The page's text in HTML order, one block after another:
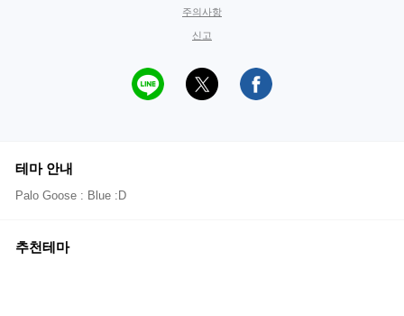
주의사항
신고
테마 안내
Palo Goose : Blue :D
추천테마